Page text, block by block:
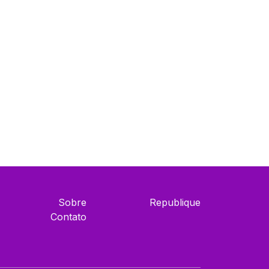
Sobre
Contato
Republique